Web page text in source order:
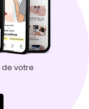
votre